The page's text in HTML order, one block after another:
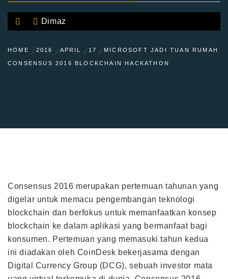
Dimaz
HOME 2016 APRIL 17 MICROSOFT JADI TUAN RUMAH
CONSENSUS 2016 BLOCKCHAIN HACKATHON
Consensus 2016 merupakan pertemuan tahunan yang
digelar untuk memacu pengembangan teknologi
blockchain dan berfokus untuk memanfaatkan konsep
blockchain ke dalam aplikasi yang bermanfaat bagi
konsumen. Pertemuan yang memasuki tahun kedua
ini diadakan oleh CoinDesk bekerjasama dengan
Digital Currency Group (DCG), sebuah investor mata